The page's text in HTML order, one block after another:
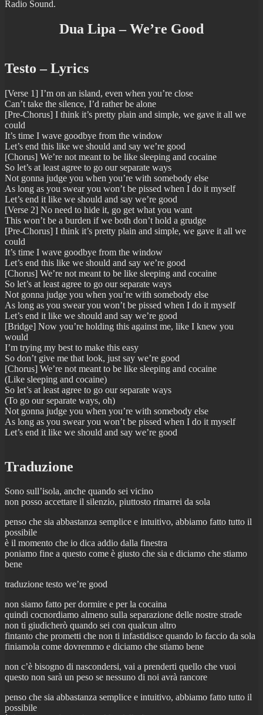
Radio Sound.
Dua Lipa – We’re Good
Testo – Lyrics
[Verse 1] I’m on an island, even when you’re close
Can’t take the silence, I’d rather be alone
[Pre-Chorus] I think it’s pretty plain and simple, we gave it all we
could
It’s time I wave goodbye from the window
Let’s end this like we should and say we’re good
[Chorus] We’re not meant to be like sleeping and cocaine
So let’s at least agree to go our separate ways
Not gonna judge you when you’re with somebody else
As long as you swear you won’t be pissed when I do it myself
Let’s end it like we should and say we’re good
[Verse 2] No need to hide it, go get what you want
This won’t be a burden if we both don’t hold a grudge
[Pre-Chorus] I think it’s pretty plain and simple, we gave it all we
could
It’s time I wave goodbye from the window
Let’s end this like we should and say we’re good
[Chorus] We’re not meant to be like sleeping and cocaine
So let’s at least agree to go our separate ways
Not gonna judge you when you’re with somebody else
As long as you swear you won’t be pissed when I do it myself
Let’s end it like we should and say we’re good
[Bridge] Now you’re holding this against me, like I knew you
would
I’m trying my best to make this easy
So don’t give me that look, just say we’re good
[Chorus] We’re not meant to be like sleeping and cocaine
(Like sleeping and cocaine)
So let’s at least agree to go our separate ways
(To go our separate ways, oh)
Not gonna judge you when you’re with somebody else
As long as you swear you won’t be pissed when I do it myself
Let’s end it like we should and say we’re good
Traduzione
Sono sull’isola, anche quando sei vicino
non posso accettare il silenzio, piuttosto rimarrei da sola
penso che sia abbastanza semplice e intuitivo, abbiamo fatto tutto il
possibile
è il momento che io dica addio dalla finestra
poniamo fine a questo come è giusto che sia e diciamo che stiamo
bene
traduzione testo we’re good
non siamo fatto per dormire e per la cocaina
quindi cocnordiamo almeno sulla separazione delle nostre strade
non ti giudicherò quando sei con qualcun altro
fintanto che prometti che non ti infastidisce quando lo faccio da sola
finiamola come dovremmo e diciamo che stiamo bene
non c’è bisogno di nascondersi, vai a prenderti quello che vuoi
questo non sarà un peso se nessuno di noi avrà rancore
penso che sia abbastanza semplice e intuitivo, abbiamo fatto tutto il
possibile